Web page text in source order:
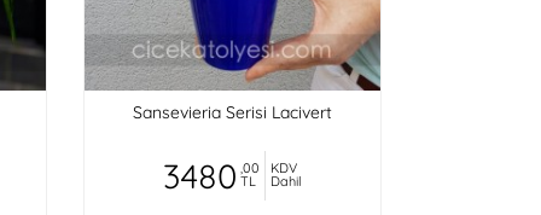
Sansevieria Serisi Lacivert
3480 ,00
TL
KDV
Dahil